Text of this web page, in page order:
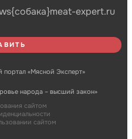
expert.ru
«Мясной Эксперт»
народа – высший закон»
сайтом
сайтом